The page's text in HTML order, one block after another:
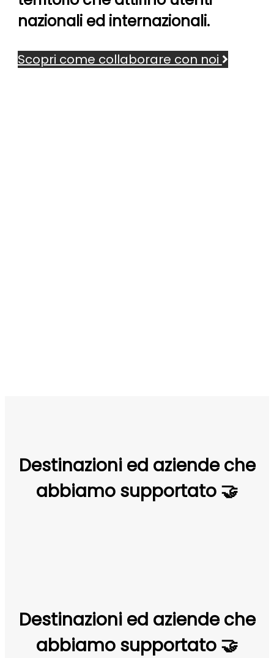
nazionali ed internazionali.
Scopri come collaborare con noi
Destinazioni ed aziende che
abbiamo supportato 🤝
Destinazioni ed aziende che
abbiamo supportato 🤝